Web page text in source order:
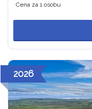
Cena za 1 osobu
2026